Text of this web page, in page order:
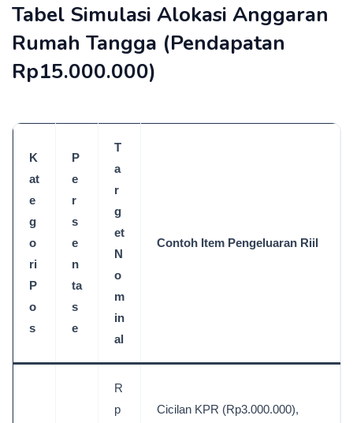
Tabel Simulasi Alokasi Anggaran
Rumah Tangga (Pendapatan
Rp15.000.000)
K
at
e
g
o
ri
P
o
s
P
e
r
s
e
n
ta
s
e
T
a
r
g
et
N
o
m
in
al
Contoh Item Pengeluaran Riil
R
p
Cicilan KPR (Rp3.000.000),